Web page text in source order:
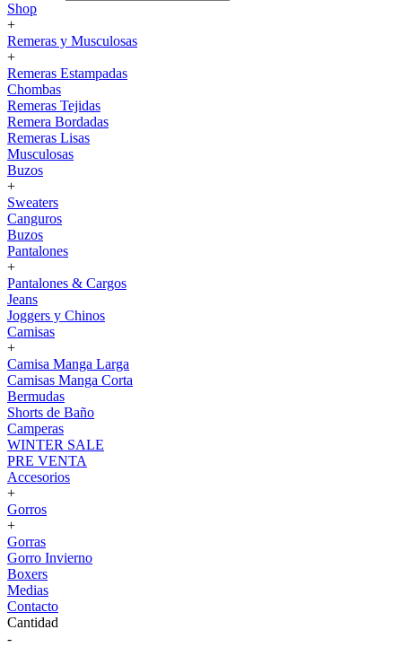
Shop
+
Remeras y Musculosas
+
Remeras Estampadas
Chombas
Remeras Tejidas
Remera Bordadas
Remeras Lisas
Musculosas
Buzos
+
Sweaters
Canguros
Buzos
Pantalones
+
Pantalones & Cargos
Jeans
Joggers y Chinos
Camisas
+
Camisa Manga Larga
Camisas Manga Corta
Bermudas
Shorts de Baño
Camperas
WINTER SALE
PRE VENTA
Accesorios
+
Gorros
+
Gorras
Gorro Invierno
Boxers
Medias
Contacto
Cantidad
-